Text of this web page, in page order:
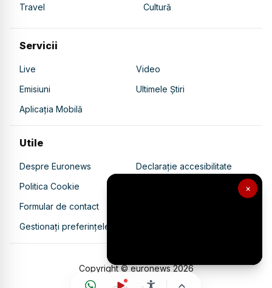
×
Travel
Cultură
Servicii
Live
Video
Emisiuni
Ultimele Știri
Aplicația Mobilă
Utile
Despre Euronews
Declarație accesibilitate
Politica Cookie
Politica de confidențialitate
Formular de contact
Gestionați preferințele
Copyright © euronews2026